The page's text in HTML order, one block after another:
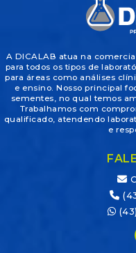
A DICALAB atua na
para todos os tipos de
para áreas como análises
e ensino. Nosso principal
sementes, no qual temos
Trabalhamos com
qualificado, atendendo
e